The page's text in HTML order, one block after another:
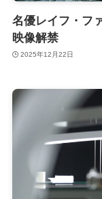
名優レイフ・フ
映像解禁
2025年12月22日